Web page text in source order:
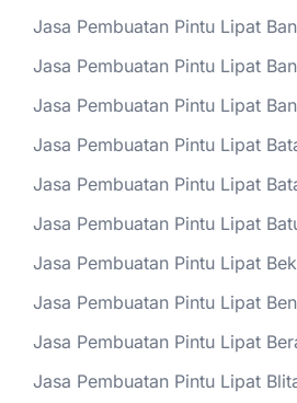
Jasa Pembuatan Pintu Lipat
Jasa Pembuatan Pintu Lipat
Jasa Pembuatan Pintu Lipat
Jasa Pembuatan Pintu Lipat
Jasa Pembuatan Pintu Lipat
Jasa Pembuatan Pintu Lipat
Jasa Pembuatan Pintu Lipat
Jasa Pembuatan Pintu Lipat
Jasa Pembuatan Pintu Lipat
Jasa Pembuatan Pintu Lipat